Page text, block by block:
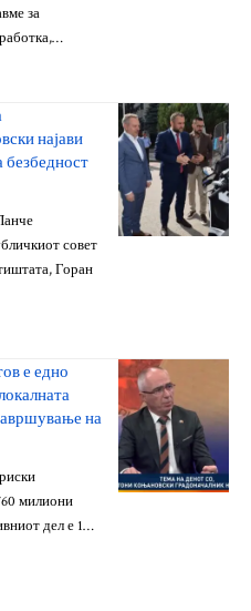
за
најави
безбедност
совет
Горан
е едно
на
милиони
дел е 1…